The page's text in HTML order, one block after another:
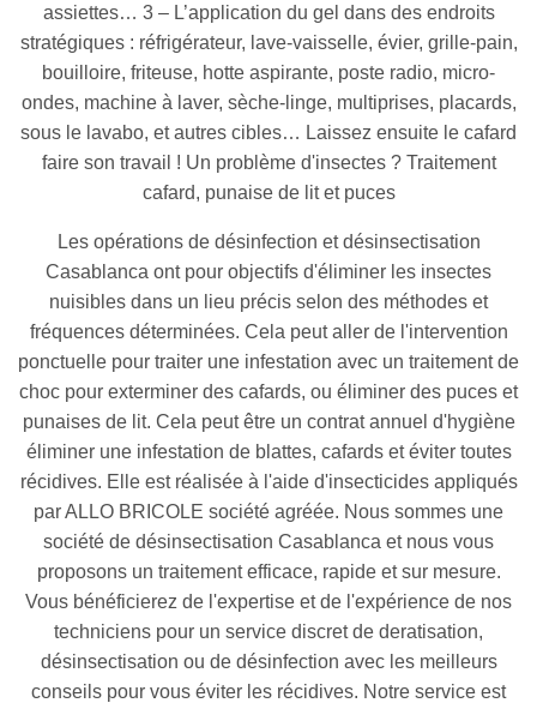
assiettes… 3 – L’application du gel dans des endroits
stratégiques : réfrigérateur, lave-vaisselle, évier, grille-pain,
bouilloire, friteuse, hotte aspirante, poste radio, micro-
ondes, machine à laver, sèche-linge, multiprises, placards,
sous le lavabo, et autres cibles… Laissez ensuite le cafard
faire son travail ! Un problème d'insectes ? Traitement
cafard, punaise de lit et puces
Les opérations de désinfection et désinsectisation
Casablanca ont pour objectifs d'éliminer les insectes
nuisibles dans un lieu précis selon des méthodes et
fréquences déterminées. Cela peut aller de l'intervention
ponctuelle pour traiter une infestation avec un traitement de
choc pour exterminer des cafards, ou éliminer des puces et
punaises de lit. Cela peut être un contrat annuel d'hygiène
éliminer une infestation de blattes, cafards et éviter toutes
récidives. Elle est réalisée à l'aide d'insecticides appliqués
par ALLO BRICOLE société agréée. Nous sommes une
société de désinsectisation Casablanca et nous vous
proposons un traitement efficace, rapide et sur mesure.
Vous bénéficierez de l'expertise et de l'expérience de nos
techniciens pour un service discret de deratisation,
désinsectisation ou de désinfection avec les meilleurs
conseils pour vous éviter les récidives. Notre service est